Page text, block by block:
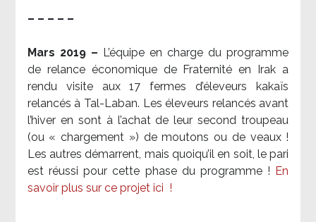
– – – – –
Mars 2019 – L’équipe en charge du programme
de relance économique de Fraternité en Irak a
rendu visite aux 17 fermes d’éleveurs kakaïs
relancés à Tal-Laban. Les éleveurs relancés avant
l’hiver en sont à l’achat de leur second troupeau
(ou « chargement ») de moutons ou de veaux !
Les autres démarrent, mais quoiqu’il en soit, le pari
est réussi pour cette phase du programme ! En
savoir plus sur ce projet ici !